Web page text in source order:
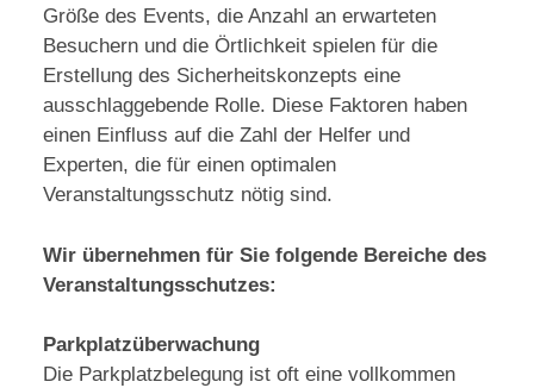
Größe des Events, die Anzahl an erwarteten
Besuchern und die Örtlichkeit spielen für die
Erstellung des Sicherheitskonzepts eine
ausschlaggebende Rolle. Diese Faktoren haben
einen Einfluss auf die Zahl der Helfer und
Experten, die für einen optimalen
Veranstaltungsschutz nötig sind.
Wir übernehmen für Sie folgende Bereiche des
Veranstaltungsschutzes:
Parkplatzüberwachung
Die Parkplatzbelegung ist oft eine vollkommen